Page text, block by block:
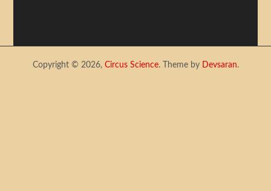
Copyright © 2026, Circus Science. Theme by Devsaran.